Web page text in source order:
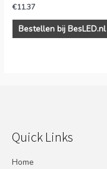
€11.37
Bestellen bij BesLED.nl
Quick Links
Home